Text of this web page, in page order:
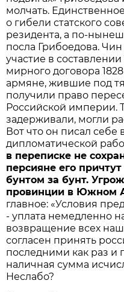
молчать.
о гибели статского
резидента, а по-
посла Грибоедова. Чин
участие в
мирного договора
армяне, жившие под
получили право
Российской империи.
задерживали, могли
Вот что он писал себе
дипломатической
в переписке не
персияне его
бунтом за бунт.
провинции в Южном
главное: «Условия
- уплата немедленно
возвращение всех
согласен принять
последними как раз и
наличная сумма
Неслабо?